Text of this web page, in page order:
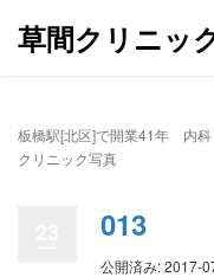
草間クリニッ
板橋駅[北区]で開業41年 内科
クリニック写真
013
公開済み: 2017-